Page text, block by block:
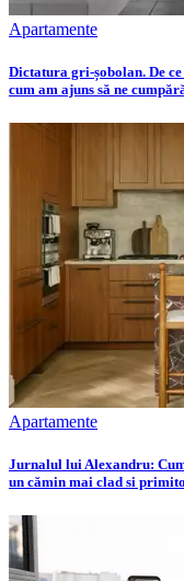
Apartamente
Dictatura gri-șobolan. De
cum am ajuns să ne
Apartamente
Jurnalul lui Alexandru:
un cămin mai clad si